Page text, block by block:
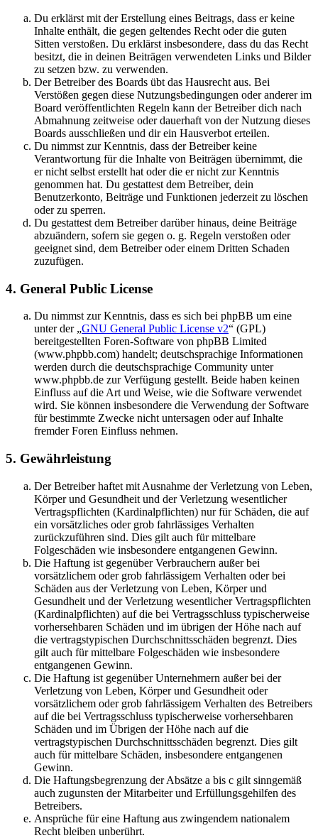
Du erklärst mit der Erstellung eines Beitrags, dass er keine
Inhalte enthält, die gegen geltendes Recht oder die guten
Sitten verstoßen. Du erklärst insbesondere, dass du das Recht
besitzt, die in deinen Beiträgen verwendeten Links und Bilder
zu setzen bzw. zu verwenden.
Der Betreiber des Boards übt das Hausrecht aus. Bei
Verstößen gegen diese Nutzungsbedingungen oder anderer im
Board veröffentlichten Regeln kann der Betreiber dich nach
Abmahnung zeitweise oder dauerhaft von der Nutzung dieses
Boards ausschließen und dir ein Hausverbot erteilen.
Du nimmst zur Kenntnis, dass der Betreiber keine
Verantwortung für die Inhalte von Beiträgen übernimmt, die
er nicht selbst erstellt hat oder die er nicht zur Kenntnis
genommen hat. Du gestattest dem Betreiber, dein
Benutzerkonto, Beiträge und Funktionen jederzeit zu löschen
oder zu sperren.
Du gestattest dem Betreiber darüber hinaus, deine Beiträge
abzuändern, sofern sie gegen o. g. Regeln verstoßen oder
geeignet sind, dem Betreiber oder einem Dritten Schaden
zuzufügen.
4. General Public License
Du nimmst zur Kenntnis, dass es sich bei phpBB um eine
unter der „GNU General Public License v2“ (GPL)
bereitgestellten Foren-Software von phpBB Limited
(www.phpbb.com) handelt; deutschsprachige Informationen
werden durch die deutschsprachige Community unter
www.phpbb.de zur Verfügung gestellt. Beide haben keinen
Einfluss auf die Art und Weise, wie die Software verwendet
wird. Sie können insbesondere die Verwendung der Software
für bestimmte Zwecke nicht untersagen oder auf Inhalte
fremder Foren Einfluss nehmen.
5. Gewährleistung
Der Betreiber haftet mit Ausnahme der Verletzung von Leben,
Körper und Gesundheit und der Verletzung wesentlicher
Vertragspflichten (Kardinalpflichten) nur für Schäden, die auf
ein vorsätzliches oder grob fahrlässiges Verhalten
zurückzuführen sind. Dies gilt auch für mittelbare
Folgeschäden wie insbesondere entgangenen Gewinn.
Die Haftung ist gegenüber Verbrauchern außer bei
vorsätzlichem oder grob fahrlässigem Verhalten oder bei
Schäden aus der Verletzung von Leben, Körper und
Gesundheit und der Verletzung wesentlicher Vertragspflichten
(Kardinalpflichten) auf die bei Vertragsschluss typischerweise
vorhersehbaren Schäden und im übrigen der Höhe nach auf
die vertragstypischen Durchschnittsschäden begrenzt. Dies
gilt auch für mittelbare Folgeschäden wie insbesondere
entgangenen Gewinn.
Die Haftung ist gegenüber Unternehmern außer bei der
Verletzung von Leben, Körper und Gesundheit oder
vorsätzlichem oder grob fahrlässigem Verhalten des Betreibers
auf die bei Vertragsschluss typischerweise vorhersehbaren
Schäden und im Übrigen der Höhe nach auf die
vertragstypischen Durchschnittsschäden begrenzt. Dies gilt
auch für mittelbare Schäden, insbesondere entgangenen
Gewinn.
Die Haftungsbegrenzung der Absätze a bis c gilt sinngemäß
auch zugunsten der Mitarbeiter und Erfüllungsgehilfen des
Betreibers.
Ansprüche für eine Haftung aus zwingendem nationalem
Recht bleiben unberührt.